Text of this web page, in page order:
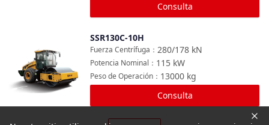
Consulta
SSR130C-10H
280/178 kN
Fuerza Centrífuga ：
115 kW
Potencia Nominal ：
13000 kg
Peso de Operación ：
Consulta